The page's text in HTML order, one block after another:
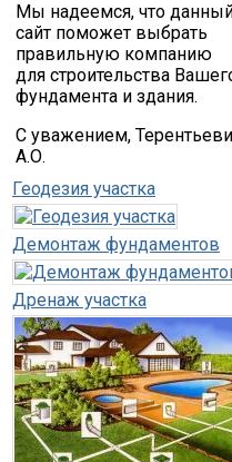
Мы надеемся, что
сайт поможет выбрать
правильную компанию
для строительства
фундамента и здания.
С уважением,
А.О.
Геодезия участка
Демонтаж фундаментов
Дренаж участка